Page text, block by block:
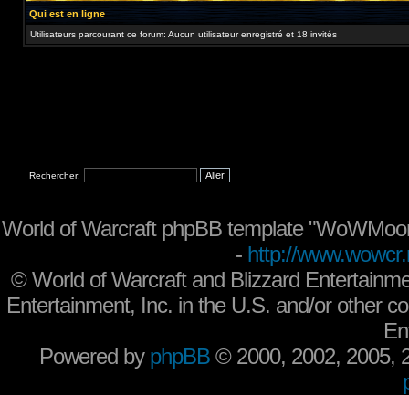
Qui est en ligne
Utilisateurs parcourant ce forum: Aucun utilisateur enregistré et 18 invités
Rechercher:
World of Warcraft phpBB template
- http://
©World of Warcraft and Blizzard
Entertainment, Inc. in the U.S. and/or other
Powered by phpBB © 2000, 2002, 2005,